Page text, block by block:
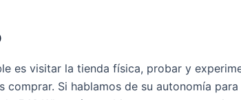
es visitar la tienda física, probar y
comprar. Si hablamos de su autonomía